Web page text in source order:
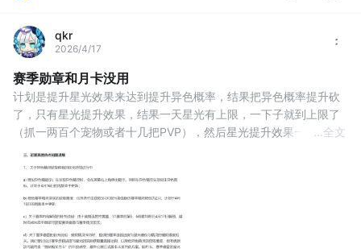
qkr
2026/4/17
赛季勋章和月卡没用
计划是提升星光效果来达到提升异色概率，结果把异色概率提升砍
了，只有星光提升效果，结果一天星光有上限，一下子就到上限了
（抓一两百个宠物或者十几把PVP），然后星光提升效果一点用没
还稍微有点用。我就说球资源怎么改动这么大方基本上双人牵手无
限循环，原来是卡星光上限，卡异色获取速度，延长在线时间。
全文